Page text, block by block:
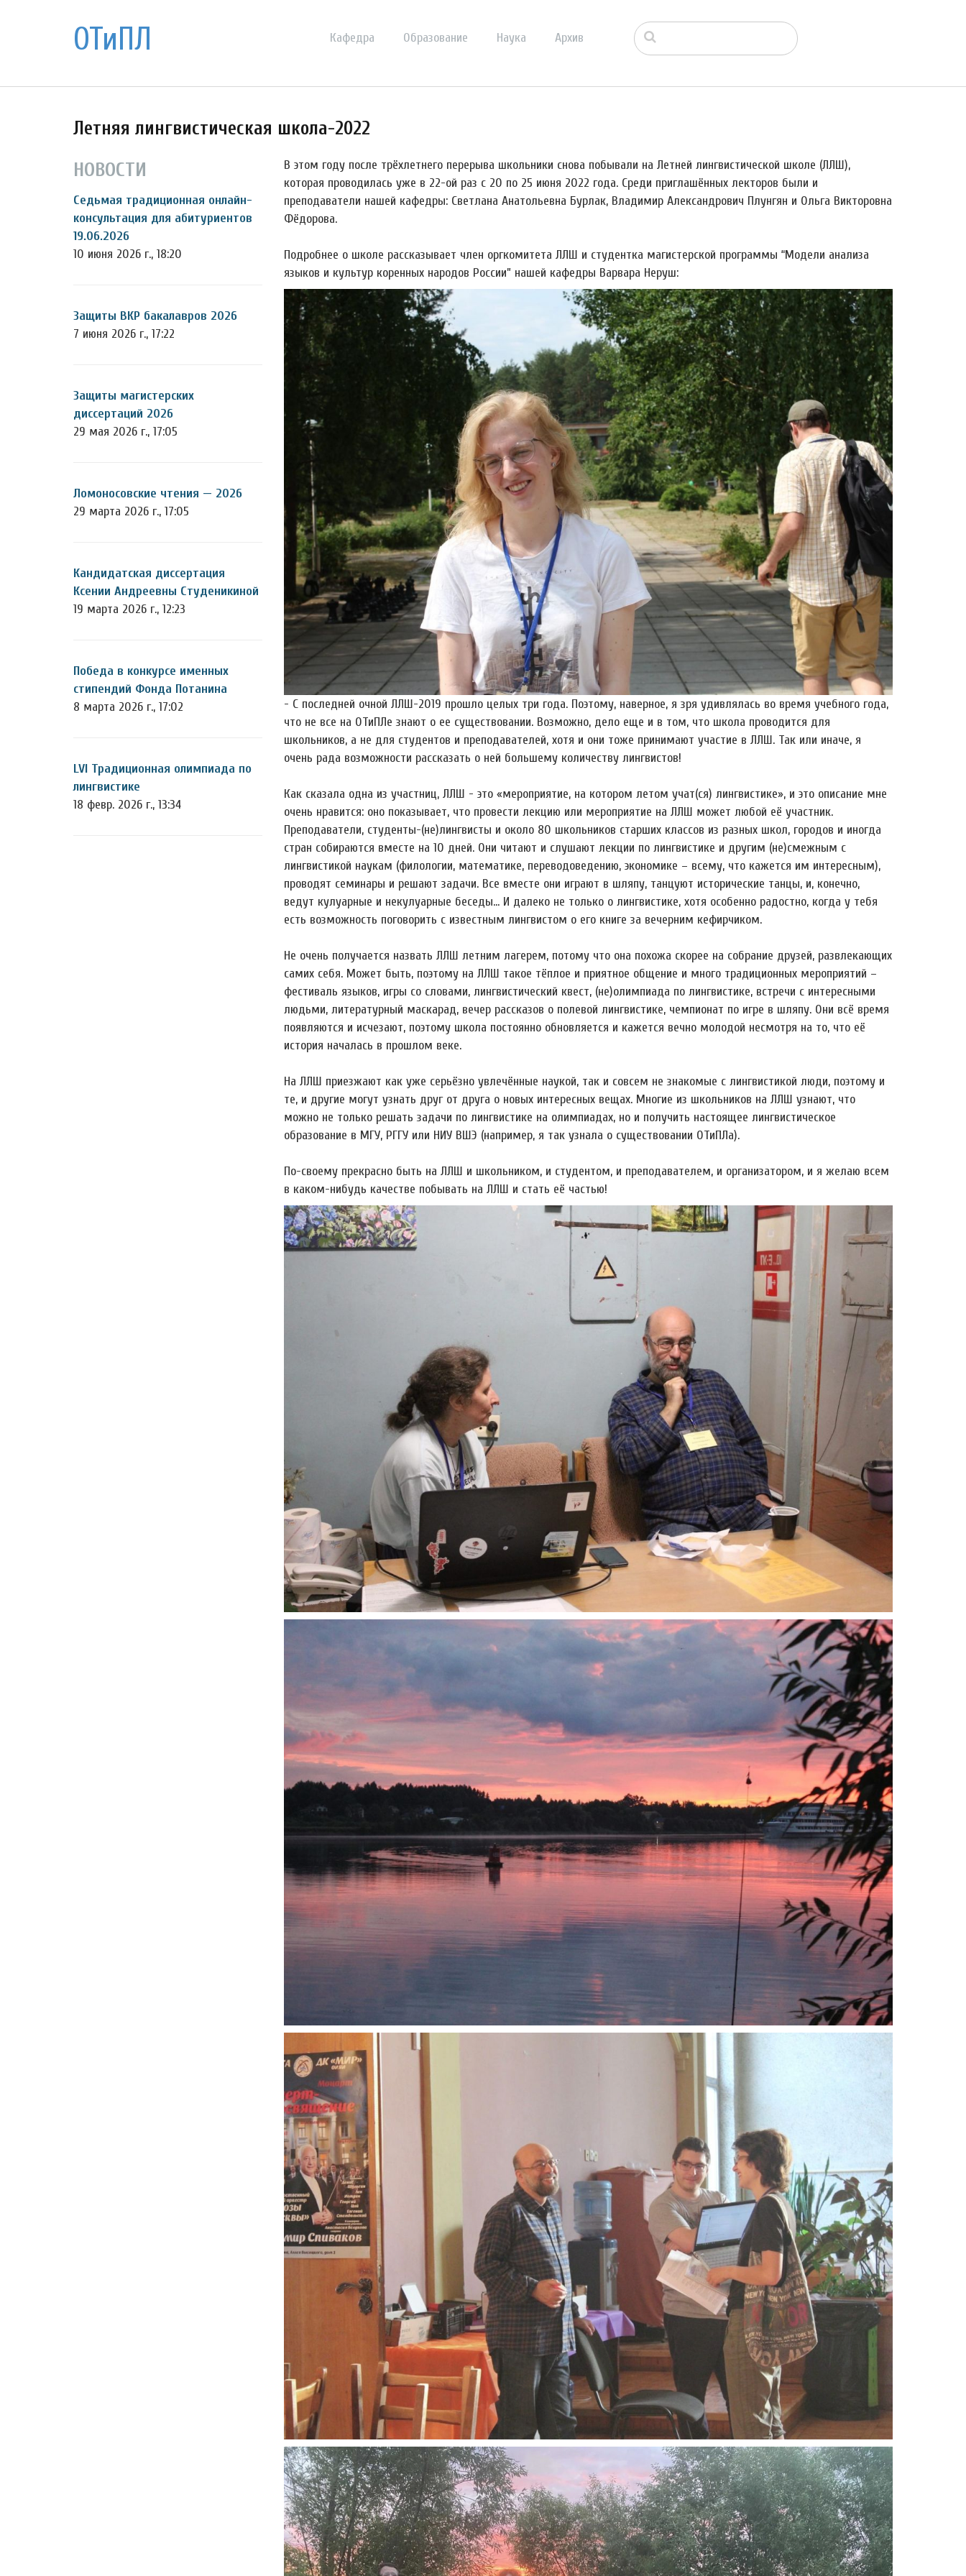
ОТиПЛ Кафедра Образование Наука Архив
Летняя лингвистическая школа-2022
НОВОСТИ
Седьмая традиционная онлайн-
консультация для абитуриентов
19.06.2026
10 июня 2026 г., 18:20
Защиты ВКР бакалавров 2026
7 июня 2026 г., 17:22
Защиты магистерских
диссертаций 2026
29 мая 2026 г., 17:05
Ломоносовские чтения — 2026
29 марта 2026 г., 17:05
Кандидатская диссертация
Ксении Андреевны Студеникиной
19 марта 2026 г., 12:23
Победа в конкурсе именных
стипендий Фонда Потанина
8 марта 2026 г., 17:02
LVI Традиционная олимпиада по
лингвистике
18 февр. 2026 г., 13:34
В этом году после трёхлетнего перерыва школьники снова побывали на Летней лингвистической школе (ЛЛШ),
которая проводилась уже в 22-ой раз с 20 по 25 июня 2022 года. Среди приглашённых лекторов были и
преподаватели нашей кафедры: Светлана Анатольевна Бурлак, Владимир Александрович Плунгян и Ольга Викторовна
Фёдорова.
Подробнее о школе рассказывает член оргкомитета ЛЛШ и студентка магистерской программы “Модели анализа
языков и культур коренных народов России” нашей кафедры Варвара Неруш:
- С последней очной ЛЛШ-2019 прошло целых три года. Поэтому, наверное, я зря удивлялась во время учебного года,
что не все на ОТиПЛе знают о ее существовании. Возможно, дело еще и в том, что школа проводится для
школьников, а не для студентов и преподавателей, хотя и они тоже принимают участие в ЛЛШ. Так или иначе, я
очень рада возможности рассказать о ней большему количеству лингвистов!
Как сказала одна из участниц, ЛЛШ - это «мероприятие, на котором летом учат(ся) лингвистике», и это описание мне
очень нравится: оно показывает, что провести лекцию или мероприятие на ЛЛШ может любой её участник.
Преподаватели, студенты-(не)лингвисты и около 80 школьников старших классов из разных школ, городов и иногда
стран собираются вместе на 10 дней. Они читают и слушают лекции по лингвистике и другим (не)смежным с
лингвистикой наукам (филологии, математике, переводоведению, экономике – всему, что кажется им интересным),
проводят семинары и решают задачи. Все вместе они играют в шляпу, танцуют исторические танцы, и, конечно,
ведут кулуарные и некулуарные беседы… И далеко не только о лингвистике, хотя особенно радостно, когда у тебя
есть возможность поговорить с известным лингвистом о его книге за вечерним кефирчиком.
Не очень получается назвать ЛЛШ летним лагерем, потому что она похожа скорее на собрание друзей, развлекающих
самих себя. Может быть, поэтому на ЛЛШ такое тёплое и приятное общение и много традиционных мероприятий –
фестиваль языков, игры со словами, лингвистический квест, (не)олимпиада по лингвистике, встречи с интересными
людьми, литературный маскарад, вечер рассказов о полевой лингвистике, чемпионат по игре в шляпу. Они всё время
появляются и исчезают, поэтому школа постоянно обновляется и кажется вечно молодой несмотря на то, что её
история началась в прошлом веке.
На ЛЛШ приезжают как уже серьёзно увлечённые наукой, так и совсем не знакомые с лингвистикой люди, поэтому и
те, и другие могут узнать друг от друга о новых интересных вещах. Многие из школьников на ЛЛШ узнают, что
можно не только решать задачи по лингвистике на олимпиадах, но и получить настоящее лингвистическое
образование в МГУ, РГГУ или НИУ ВШЭ (например, я так узнала о существовании ОТиПЛа).
По-своему прекрасно быть на ЛЛШ и школьником, и студентом, и преподавателем, и организатором, и я желаю всем
в каком-нибудь качестве побывать на ЛЛШ и стать её частью!